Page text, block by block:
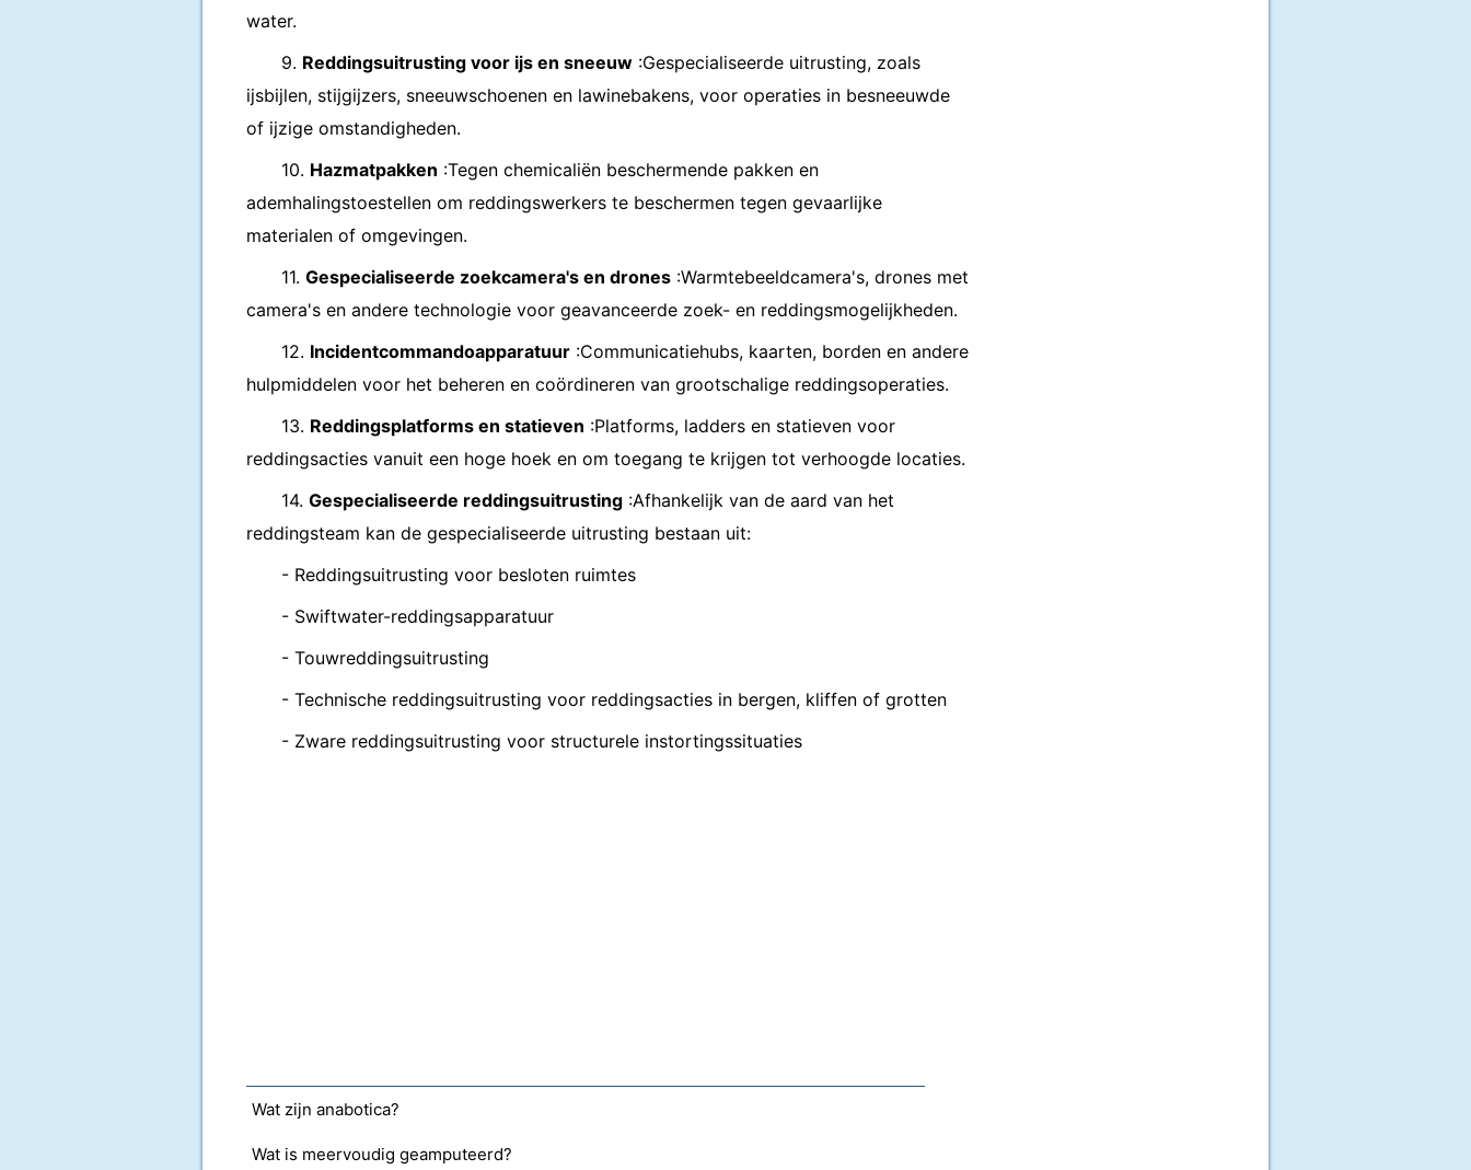
water.
9. Reddingsuitrusting voor ijs en sneeuw :Gespecialiseerde uitrusting, zoals
ijsbijlen, stijgijzers, sneeuwschoenen en lawinebakens, voor operaties in besneeuwde
of ijzige omstandigheden.
10. Hazmatpakken :Tegen chemicaliën beschermende pakken en
ademhalingstoestellen om reddingswerkers te beschermen tegen gevaarlijke
materialen of omgevingen.
11. Gespecialiseerde zoekcamera's en drones :Warmtebeeldcamera's, drones met
camera's en andere technologie voor geavanceerde zoek- en reddingsmogelijkheden.
12. Incidentcommandoapparatuur :Communicatiehubs, kaarten, borden en andere
hulpmiddelen voor het beheren en coördineren van grootschalige reddingsoperaties.
13. Reddingsplatforms en statieven :Platforms, ladders en statieven voor
reddingsacties vanuit een hoge hoek en om toegang te krijgen tot verhoogde locaties.
14. Gespecialiseerde reddingsuitrusting :Afhankelijk van de aard van het
reddingsteam kan de gespecialiseerde uitrusting bestaan ​​uit:
- Reddingsuitrusting voor besloten ruimtes
- Swiftwater-reddingsapparatuur
- Touwreddingsuitrusting
- Technische reddingsuitrusting voor reddingsacties in bergen, kliffen of grotten
- Zware reddingsuitrusting voor structurele instortingssituaties
Wat zijn anabotica?
Wat is meervoudig geamputeerd?